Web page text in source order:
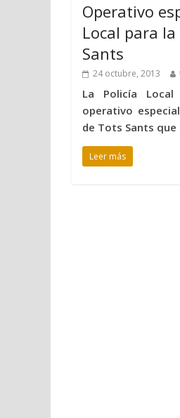
Operativo
Local para
Sants
24 octubre, 2013
La Policía
operativo
de Tots Sants
Leer más